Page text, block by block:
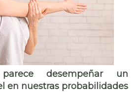
desempeñar un
en nuestras probabilidades